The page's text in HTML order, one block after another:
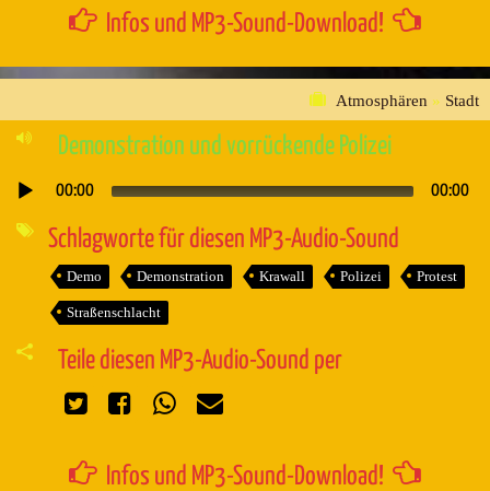
Infos und MP3-Sound-Download!
Atmosphären » Stadt
Demonstration und vorrückende Polizei
Audio-
00:00 00:00
Schlagworte für diesen MP3-Audio-Sound
Demo Demonstration Krawall Polizei Protest
Straßenschlacht
Teile diesen MP3-Audio-Sound per
Infos und MP3-Sound-Download!